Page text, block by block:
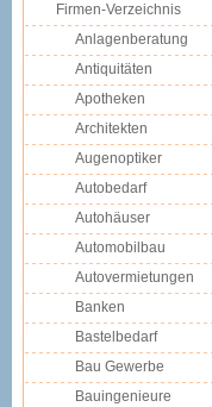
Firmen-Verzeichnis
Anlagenberatung
Antiquitäten
Apotheken
Architekten
Augenoptiker
Autobedarf
Autohäuser
Automobilbau
Autovermietungen
Banken
Bastelbedarf
Bau Gewerbe
Bauingenieure